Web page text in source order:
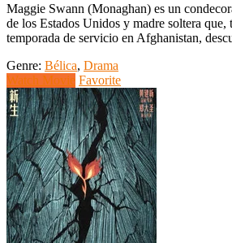
Maggie Swann (Monaghan) es un
de los Estados Unidos y madre soltera que,
temporada de servicio en Afghanistan,
Genre: Bélica, Drama
Watch Movie Favorite